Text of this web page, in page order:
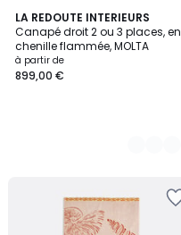
LA REDOUTE INTERIEURS
Canapé droit 2 ou 3 places, en
chenille flammée, MOLTA
à partir de
899,00 €
5
Couleurs